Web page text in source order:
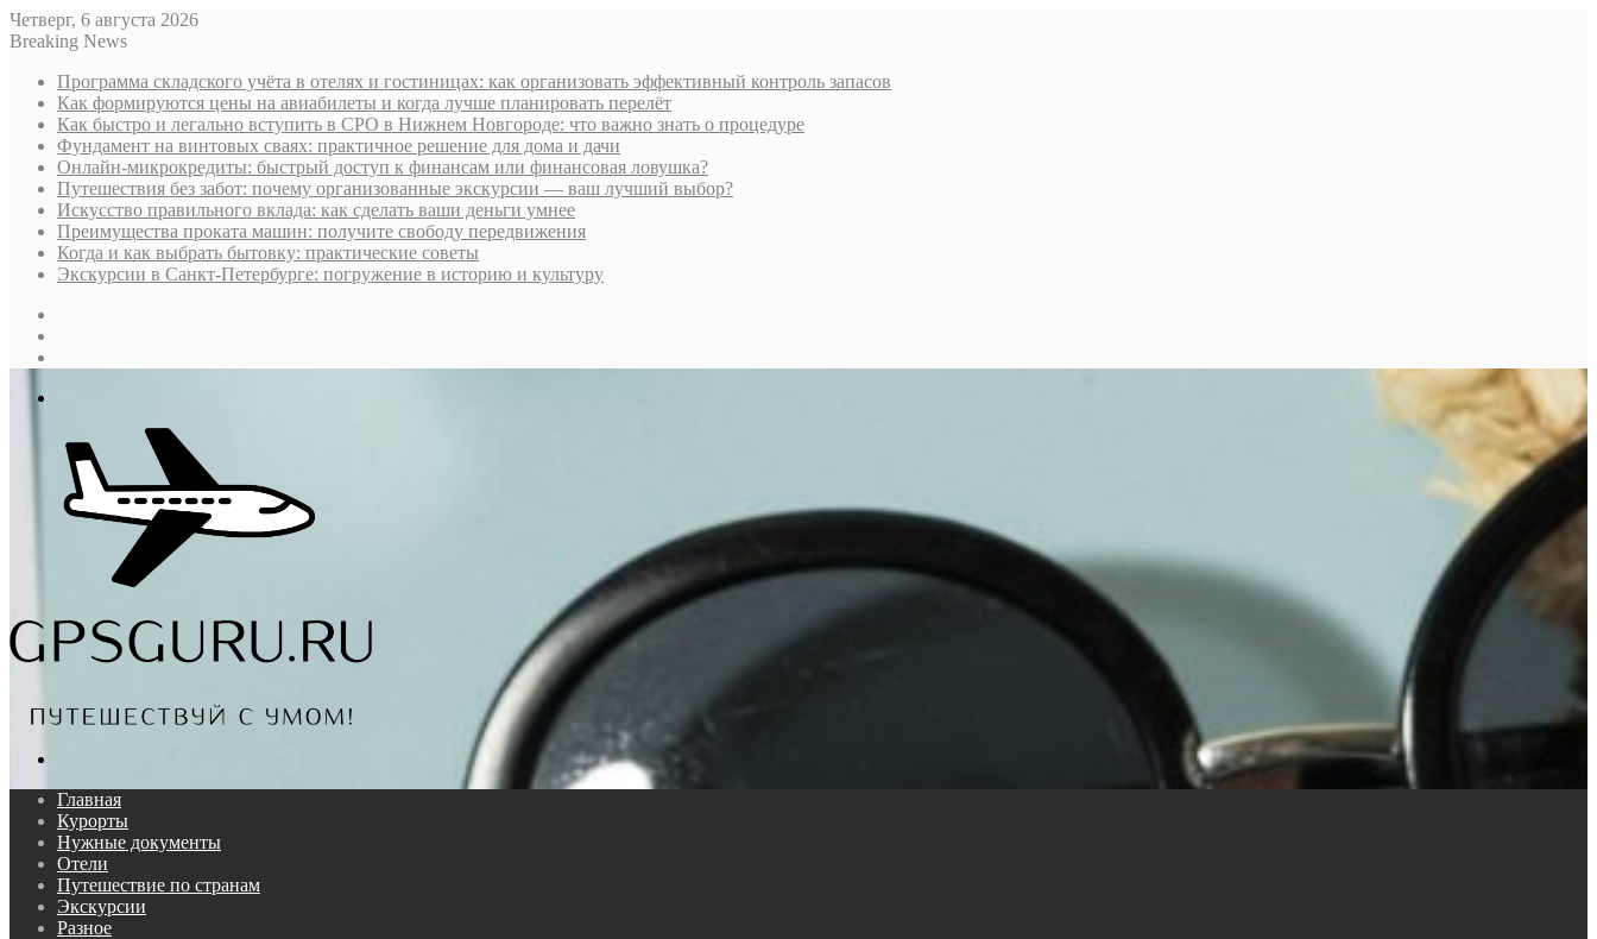
Четверг, 6 августа 2026
Breaking News
Программа складского учёта в отелях и гостиницах: как организовать эффективный контроль запасов
Как формируются цены на авиабилеты и когда лучше планировать перелёт
Как быстро и легально вступить в СРО в Нижнем Новгороде: что важно знать о процедуре
Фундамент на винтовых сваях: практичное решение для дома и дачи
Онлайн-микрокредиты: быстрый доступ к финансам или финансовая ловушка?
Путешествия без забот: почему организованные экскурсии — ваш лучший выбор?
Искусство правильного вклада: как сделать ваши деньги умнее
Преимущества проката машин: получите свободу передвижения
Когда и как выбрать бытовку: практические советы
Экскурсии в Санкт-Петербурге: погружение в историю и культуру
Главная
Курорты
Нужные документы
Отели
Путешествие по странам
Экскурсии
Разное